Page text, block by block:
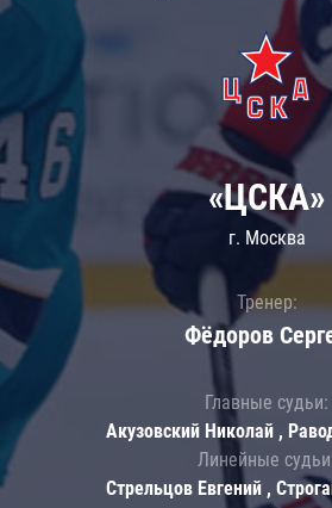
«ЦСКА»
г. Москва
Тренер:
Фёдоров
Главные судьи:
Акузовский Николай ,
Линейные
Стрельцов Евгений ,